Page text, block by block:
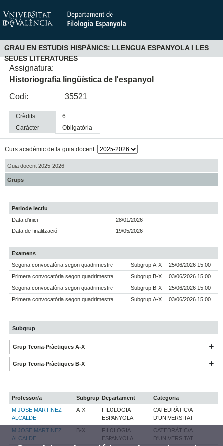
GRAU EN ESTUDIS HISPÀNICS: LLENGUA ESPANYOLA I LES
SEUES LITERATURES
Assignatura:
Historiografia lingüística de l'espanyol
Codi:
35521
Crèdits
6
Caràcter
obligatòria
Curs acadèmic de la guia docent:
Guia docent 2025-2026
Grups
Periode lectiu
Data d'inici
28/01/2026
Data de finalització
19/05/2026
Examens
Segona convocatòria segon quadrimestre
Subgrup A-X
25/06/2026 15:00
Primera convocatòria segon quadrimestre
Subgrup B-X
03/06/2026 15:00
Segona convocatòria segon quadrimestre
Subgrup B-X
25/06/2026 15:00
Primera convocatòria segon quadrimestre
Subgrup A-X 03/06/2026 15:00
Subgrup
Grup Teoria-Pràctiques A-X
Grup Teoria-Pràctiques B-X
Professor/a Subgrup Departament
Categoria
M JOSE MARTINEZ
ALCALDE
A-X
FILOLOGIA
ESPANYOLA
CATEDRÀTIC/A
D'UNIVERSITAT
M JOSE MARTINEZ
ALCALDE
B-X
FILOLOGIA
ESPANYOLA
CATEDRÀTIC/A
D'UNIVERSITAT